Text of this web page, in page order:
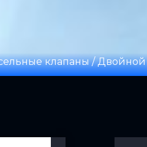
клапаны/ Двойной